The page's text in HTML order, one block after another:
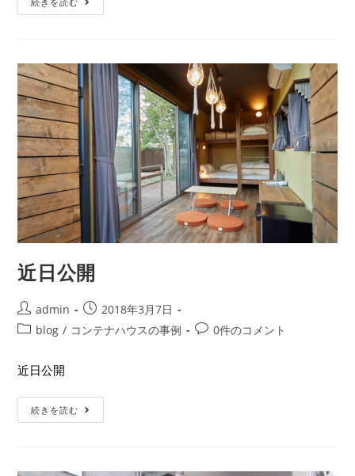
近日公開
admin
2018年3月7日
blog / コンテナハウスの事例 0件のコメント
近日公開
続きを読む